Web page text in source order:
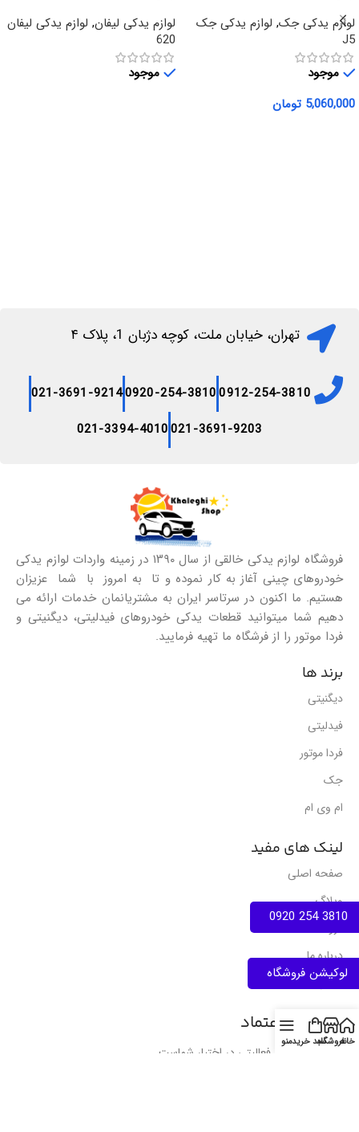
3810 254 0920
لوازم یدکی جک, لوازم یدکی جک
J5
موجود
5,060,000 تومان
لوازم یدکی لیفان, لوازم یدکی لیفان
620
موجود
تهران، خیابان ملت، کوچه دژبان 1، پلاک ۴
0912-254-3810
0920-254-3810
021-3691-9214
021-3691-9203
021-3394-4010
لوکیشن فروشگاه
فروشگاه لوازم یدکی خالقی از سال ۱۳۹۰ در زمینه واردات لوازم یدکی
خودروهای چینی آغاز به کار نموده و تا به امروز با شما عزیزان
هستیم. ما اکنون در سرتاسر ایران به مشتریانمان خدمات ارائه می
دهیم شما میتوانید قطعات یدکی خودروهای فیدلیتی، دیگنیتی و
فردا موتور را از فرشگاه ما تهیه فرمایید.
برند ها
دیگنیتی
فیدلیتی
فردا موتور
جک
ام وی ام
لینک های مفید
صفحه اصلی
وبلاگ
درباره ما
تماس با ما
نمادهای اعتماد
انواع مجوز های فعالیتی در اختیار شماست
خانهفروشگاهسبد خریدمنو